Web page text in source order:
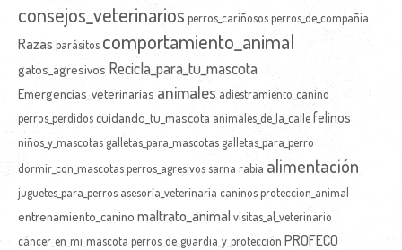
consejos_veterinarios perros_cariñosos perros_de_compañia
Razas parásitos comportamiento_animal
gatos_agresivos Recicla_para_tu_mascota
Emergencias_veterinarias animales adiestramiento_canino
perros_perdidoscuidando_tu_mascota animales_de_la_callefelinos
niños_y_mascotas galletas_para_mascotas galletas_para_perro
dormir_con_mascotasperros_agresivossarna rabia alimentación
juguetes_para_perros asesoría_veterinaria caninos proteccion_animal
entrenamiento_canino maltrato_animal visitas_al_veterinario
cáncer_en_mi_mascota perros_de_guardia_y_protección PROFECO